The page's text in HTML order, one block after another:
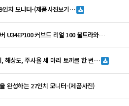
인치 모니터-(제품사진보기…
U34EP100 커브드 리얼 100 울트라와…
해상도, 주사율 세 마리 토끼를 한 번…
완성하는 27인치 모니터-(제품사진)